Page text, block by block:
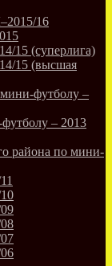
16
15 (суперлига)
15 (высшая
футболу –
– 2013
района по мини-